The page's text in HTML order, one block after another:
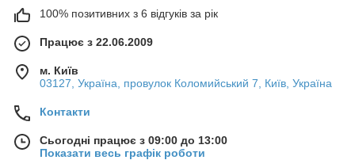
100% позитивних з 6 відгуків за рік
Працює з 22.06.2009
м. Київ
03127, Україна, провулок Коломийський 7, Київ, Україна
Контакти
Сьогодні працює з 09:00 до 13:00
Показати весь графік роботи